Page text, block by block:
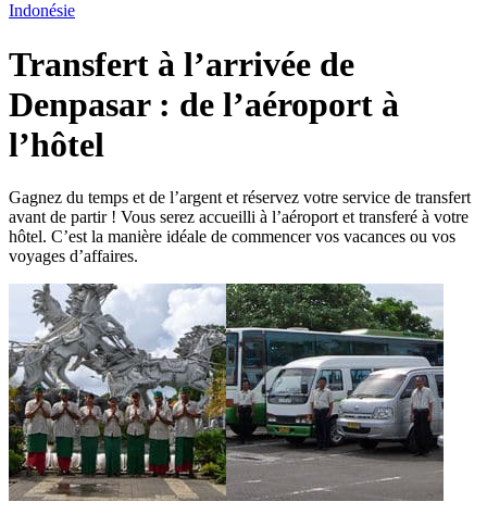
Indonésie
Transfert à l’arrivée de
Denpasar : de l’aéroport à
l’hôtel
Gagnez du temps et de l’argent et réservez votre service de transfert
avant de partir ! Vous serez accueilli à l’aéroport et transferé à votre
hôtel. C’est la manière idéale de commencer vos vacances ou vos
voyages d’affaires.